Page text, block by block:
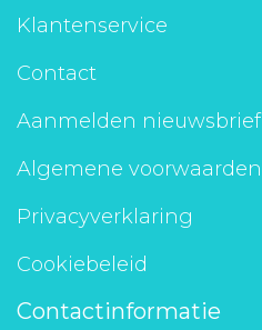
Klantenservice
Contact
Aanmelden nieuwsbrief
Algemene voorwaarden
Privacyverklaring
Cookiebeleid
Contactinformatie